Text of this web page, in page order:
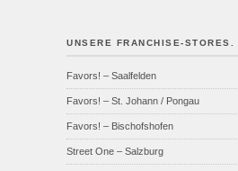
UNSERE FRANCHISE-STORES.
Favors! – Saalfelden
Favors! – St. Johann / Pongau
Favors! – Bischofshofen
Street One – Salzburg